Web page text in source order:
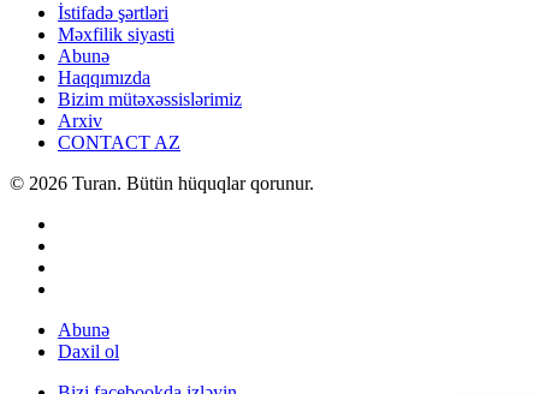
İstifadə şərtləri
Məxfilik siyasti
Abunə
Haqqımızda
Bizim mütəxəssislərimiz
Arxiv
CONTACT AZ
© 2026 Turan. Bütün hüquqlar qorunur.
Abunə
Daxil ol